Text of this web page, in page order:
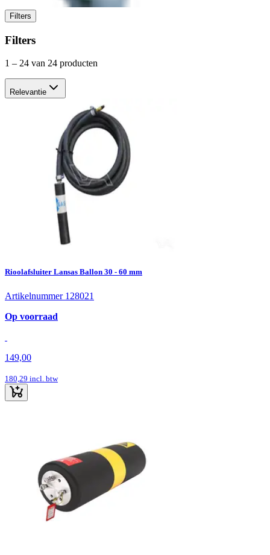
Filters
Filters
1 – 24 van 24 producten
Relevantie
Rioolafsluiter Lansas Ballon 30 - 60 mm
Artikelnummer 128021
Op voorraad
149,00
180,29 incl. btw